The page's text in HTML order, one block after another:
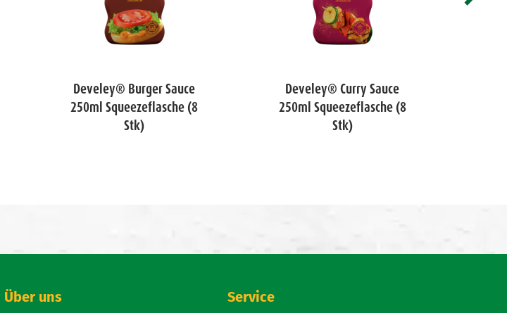
Develey® Burger Sauce
250ml Squeezeflasche (8
Stk)
Develey® Curry Sauce
250ml Squeezeflasche (8
Stk)
Über uns Service